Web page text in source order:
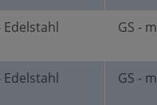
Edelstahl GS -
Edelstahl GS -